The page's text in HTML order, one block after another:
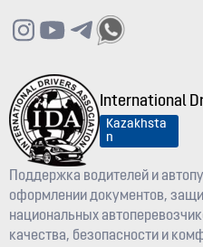
International
Kazakhsta
n
Поддержка водителей и
оформлении документов,
национальных
качества, безопасности и